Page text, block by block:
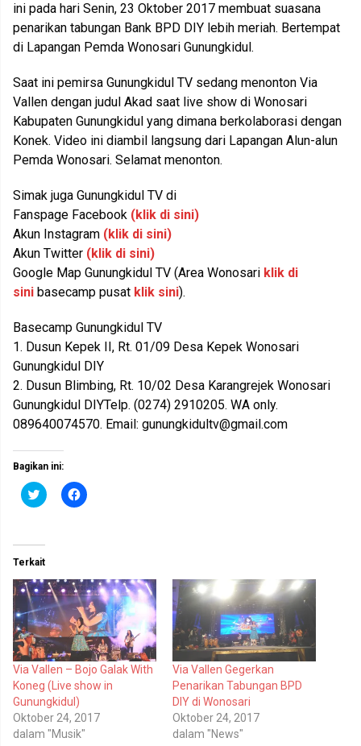
ini pada hari Senin, 23 Oktober 2017 membuat suasana
penarikan tabungan Bank BPD DIY lebih meriah. Bertempat
di Lapangan Pemda Wonosari Gunungkidul.
Saat ini pemirsa Gunungkidul TV sedang menonton Via
Vallen dengan judul Akad saat live show di Wonosari
Kabupaten Gunungkidul yang dimana berkolaborasi dengan
Konek. Video ini diambil langsung dari Lapangan Alun-alun
Pemda Wonosari. Selamat menonton.
Simak juga Gunungkidul TV di
Fanspage Facebook (klik di sini)
Akun Instagram (klik di sini)
Akun Twitter (klik di sini)
Google Map Gunungkidul TV (Area Wonosari klik di
sini basecamp pusat klik sini).
Basecamp Gunungkidul TV
1. Dusun Kepek II, Rt. 01/09 Desa Kepek Wonosari
Gunungkidul DIY
2. Dusun Blimbing, Rt. 10/02 Desa Karangrejek Wonosari
Gunungkidul DIYTelp. (0274) 2910205. WA only.
089640074570. Email: gunungkidultv@gmail.com
Bagikan ini:
K
l
n
t
u
k
b
e
r
b
a
g
i
p
a
d
a
T
w
i
t
K
l
k
m
e
m
b
a
g
i
k
a
n
d
F
a
c
Terkait
Via Vallen – Bojo Galak With
Koneg (Live show in
Gunungkidul)
Oktober 24, 2017
dalam "Musik"
Via Vallen Gegerkan
Penarikan Tabungan BPD
DIY di Wonosari
Oktober 24, 2017
dalam "News"